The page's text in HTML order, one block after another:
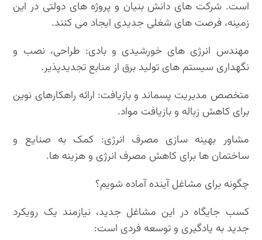
است. شرکت های دانش بنیان و پروژه های دولتی در این
زمینه، فرصت های شغلی جدیدی ایجاد می کنند.
مهندس انرژی های خورشیدی و بادی: طراحی، نصب و
نگهداری سیستم های تولید برق از منابع تجدیدپذیر.
متخصص مدیریت پسماند و بازیافت: ارائه راهکارهای نوین
برای کاهش زباله و بازیافت مواد.
مشاور بهینه سازی مصرف انرژی: کمک به صنایع و
ساختمان ها برای کاهش مصرف انرژی و هزینه ها.
چگونه برای مشاغل آینده آماده شویم؟
کسب جایگاه در این مشاغل جدید، نیازمند یک رویکرد
جدید به یادگیری و توسعه فردی است: